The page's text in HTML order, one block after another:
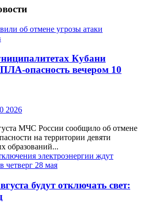
Кубани
опасность вечером 10
2026
МЧС России сообщило об отмене
на территории девяти
образований...
будут отключать свет: